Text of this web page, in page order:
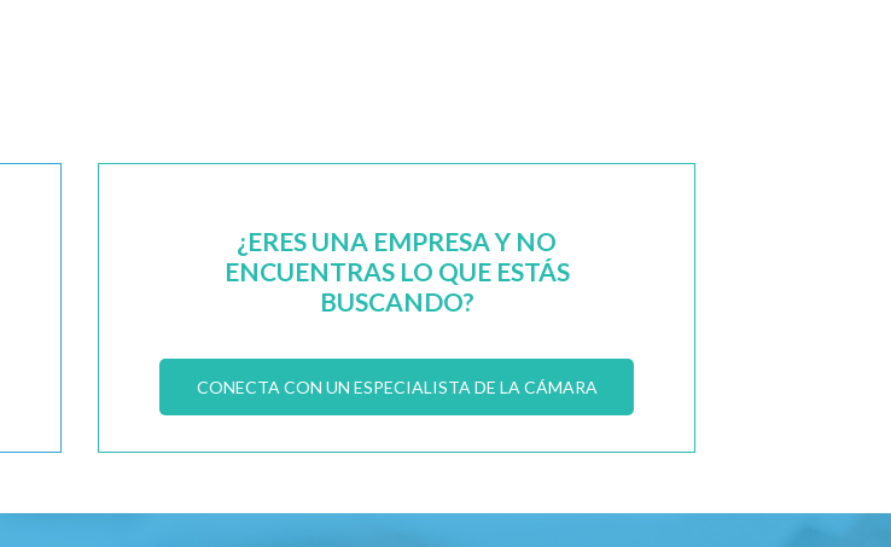
¿ERES UNA EMPRESA Y NO
ENCUENTRAS LO QUE ESTÁS
BUSCANDO?
CONECTA CON UN ESPECIALISTA DE LA CÁMARA